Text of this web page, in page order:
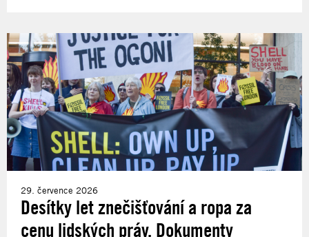
29. července 2026
Desítky let znečišťování a ropa za
cenu lidských práv. Dokumenty